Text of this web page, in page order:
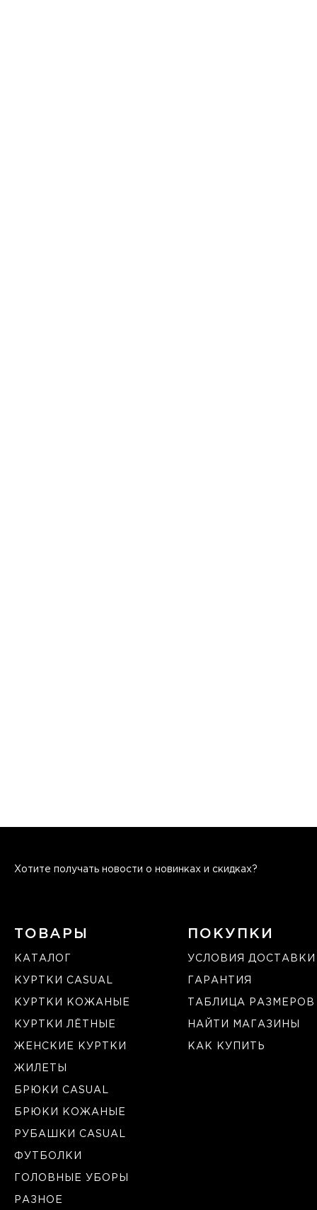
Хотите получать новости о новинках и скидках?
ТОВАРЫ
КАТАЛОГ
КУРТКИ CASUAL
КУРТКИ КОЖАНЫЕ
КУРТКИ ЛЁТНЫЕ
ЖЕНСКИЕ КУРТКИ
ЖИЛЕТЫ
БРЮКИ CASUAL
БРЮКИ КОЖАНЫЕ
РУБАШКИ CASUAL
ФУТБОЛКИ
ГОЛОВНЫЕ УБОРЫ
РАЗНОЕ
ПОКУПКИ
УСЛОВИЯ ДОСТАВКИ
ГАРАНТИЯ
ТАБЛИЦА РАЗМЕРОВ
НАЙТИ МАГАЗИНЫ
КАК КУПИТЬ